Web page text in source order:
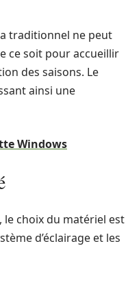
traditionnel ne peut
ce soit pour accueillir
des saisons. Le
ainsi une
Windows
le choix du matériel est
d’éclairage et les